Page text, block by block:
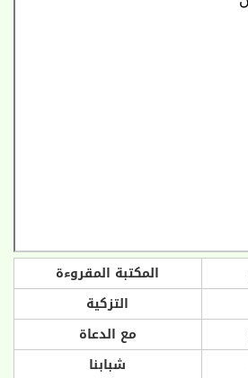
المكتبة المقروءة
التزكية
مع الدعاة
شبابنا